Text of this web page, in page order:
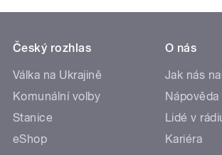
Český rozhlas
Válka na Ukrajině
Komunální volby
Stanice
eShop
O nás
Jak nás
Nápověda
Lidé v
Kariéra